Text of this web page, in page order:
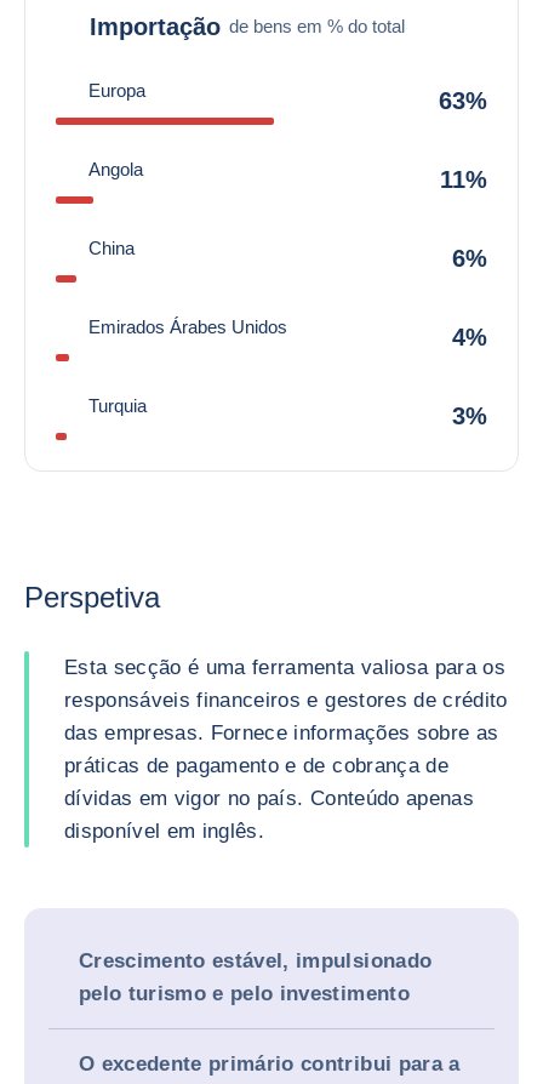
Importação de bens em % do total
Europa 63%
Angola 11%
China 6%
Emirados Árabes Unidos 4%
Turquia 3%
Perspetiva
Esta secção é uma ferramenta valiosa para os
responsáveis financeiros e gestores de crédito
das empresas. Fornece informações sobre as
práticas de pagamento e de cobrança de
dívidas em vigor no país. Conteúdo apenas
disponível em inglês.
Crescimento estável, impulsionado
pelo turismo e pelo investimento
O excedente primário contribui para a